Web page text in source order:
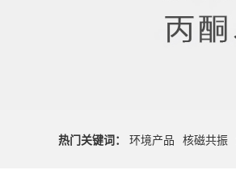
热门关键词： 环境产品 核磁共振